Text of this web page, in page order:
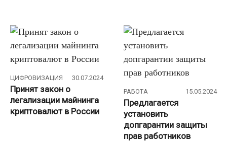
ЦИФРОВИЗАЦИЯ 30.07.2024
Принят закон о
легализации майнинга
криптовалют в России
РАБОТА 15.05.2024
Предлагается
установить
допгарантии защиты
прав работников